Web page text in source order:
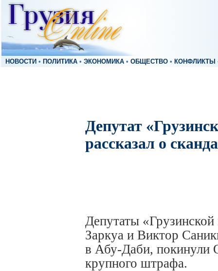
НОВОСТИ • ПОЛИТИКА • ЭКОНОМИКА • ОБЩЕСТВО • КОНФЛИКТЫ
Депутат
рассказал о
Депутаты
Заркуа и Виктор
в Абу-Даби, покинули
крупного штрафа.